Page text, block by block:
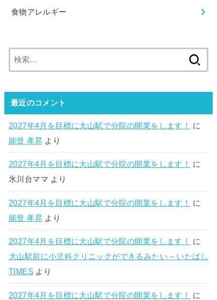
食物アレルギー
索:
最近のコメント
2027年4月を目標に大山駅で分院の開業をします！
に
能登 孝昇より
2027年4月を目標に大山駅で分院の開業をします！
に
氷川台ママ より
2027年4月を目標に大山駅で分院の開業をします！
に
能登 孝昇より
2027年4月を目標に大山駅で分院の開業をします！
に
大山駅前に小児科クリニックができるみたい – いたばし
TIMES より
2027年4月を目標に大山駅で分院の開業をします！
に